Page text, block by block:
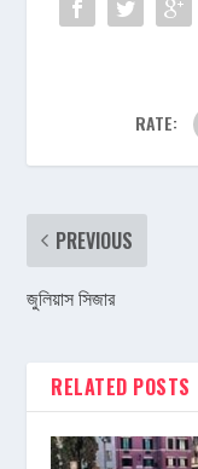
RATE:
PREVIOUS
জুলিয়াস সিজার
RELATED POSTS